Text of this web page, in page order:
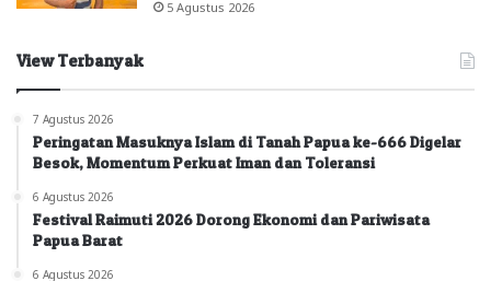
5 Agustus 2026
View Terbanyak
7 Agustus 2026
Peringatan Masuknya Islam di Tanah Papua ke-666 Digelar
Besok, Momentum Perkuat Iman dan Toleransi
6 Agustus 2026
Festival Raimuti 2026 Dorong Ekonomi dan Pariwisata
Papua Barat
6 Agustus 2026